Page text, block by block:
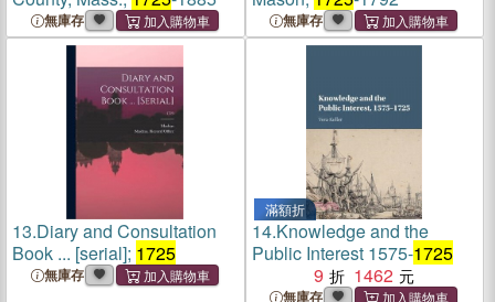
無庫存 無庫存
13.Diary and Consultation
Book ... [serial]; 1725
無庫存
滿額折
14.Knowledge and the
Public Interest 1575-1725
9
1462
無庫存